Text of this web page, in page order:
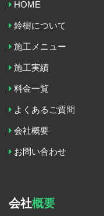
HOME
鈴樹について
施工メニュー
施工実績
料金一覧
よくあるご質問
会社概要
お問い合わせ
会社概要